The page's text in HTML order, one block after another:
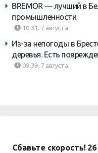
BREMOR — лучший в
промышленности
10:31, 7 августа
Из-за непогоды в
деревья. Есть
09:39, 7 августа
Сбавьте скорость!